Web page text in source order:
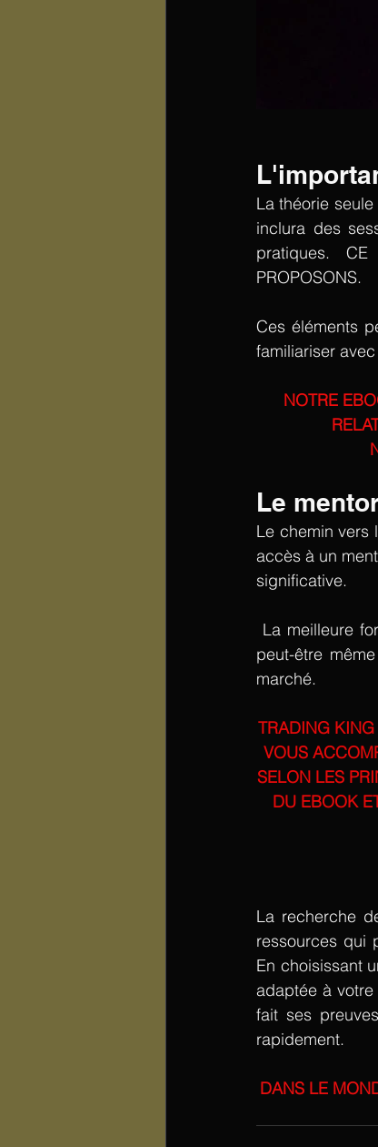
La théorie
inclura des
pratiques.
PROPOSONS.
Ces éléments
familiariser
NOTRE
Le
Le chemin vers
accès à un
significative.
peut-être
marché.
TRADING
VOUS
SELON LES
DU EBOOK
La recherche
ressources qui
En choisissant
adaptée à
fait ses
rapidement.
DANS LE